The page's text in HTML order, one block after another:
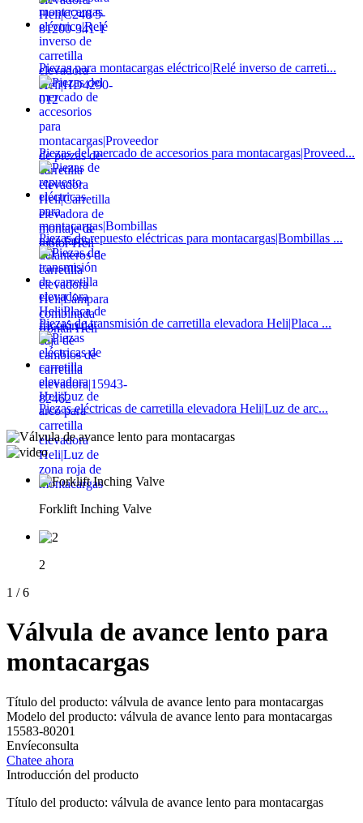
Piezas para montacargas eléctrico|Relé inverso de carreti...
Piezas del mercado de accesorios para montacargas|Proveed...
Piezas de repuesto eléctricas para montacargas|Bombillas ...
Piezas de transmisión de carretilla elevadora Heli|Placa ...
Piezas eléctricas de carretilla elevadora Heli|Luz de arc...
Forklift Inching Valve
2
1 / 6
Válvula de avance lento para
montacargas
Título del producto: válvula de avance lento para montacargas
Modelo del producto: válvula de avance lento para montacargas
15583-80201
Envíeconsulta
Chatee ahora
Introducción del producto
Título del producto: válvula de avance lento para montacargas